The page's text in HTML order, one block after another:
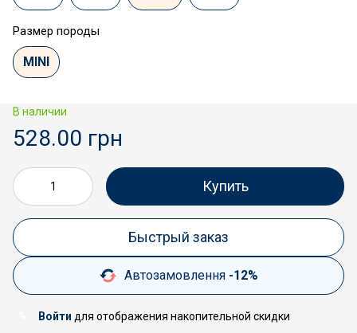
Размер породы
MINI
В наличии
528.00 грн
Купить
Быстрый заказ
Автозамовлення -12%
Войти для отображения накопительной скидки